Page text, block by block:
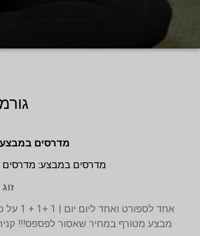
מדרסים
מדרסים במבצע: מדרסים
אחד לספורט ואחד ליום יום | 1 +1 + 1 על כל סוגי המדרסים | בדיקה בסריקת לייזר תלת מימד חינם | בכפוף לתקנון המבצע ט.ל.ח
מבצע מטורף במחיר שאסור לפספס!!! קניה